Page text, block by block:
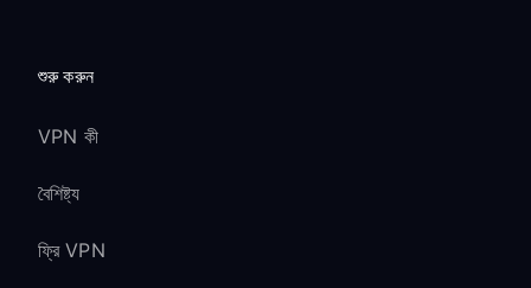
শুরু করুন
VPN কী
বৈশিষ্ট্য
ফ্রি VPN